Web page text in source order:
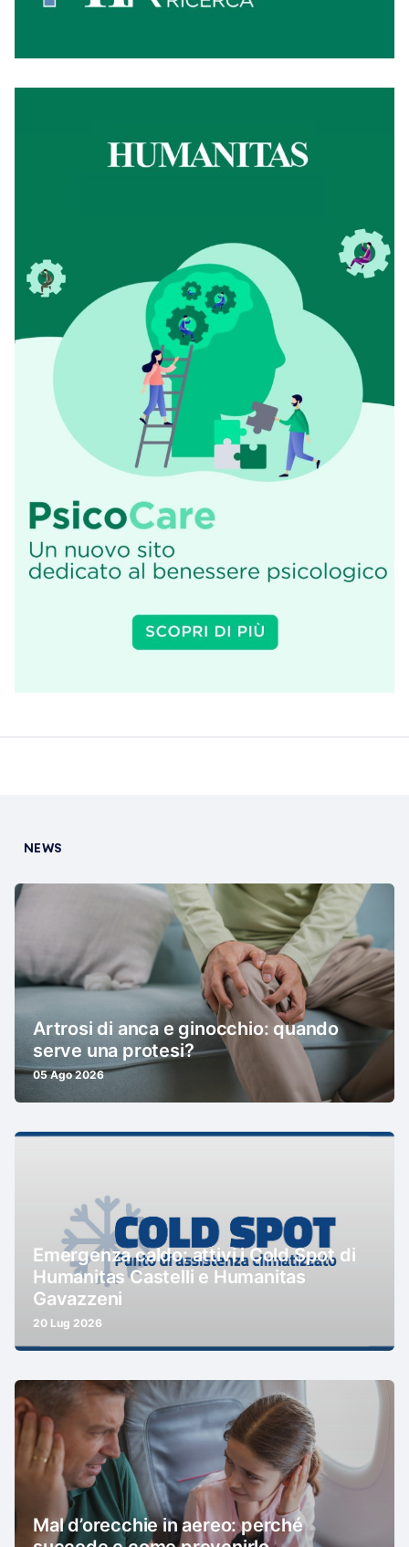
NEWS
Artrosi di anca e ginocchio: quando
serve una protesi?
05 Ago 2026
Emergenza caldo: attivi i Cold Spot di
Humanitas Castelli e Humanitas
Gavazzeni
20 Lug 2026
Mal d’orecchie in aereo: perché